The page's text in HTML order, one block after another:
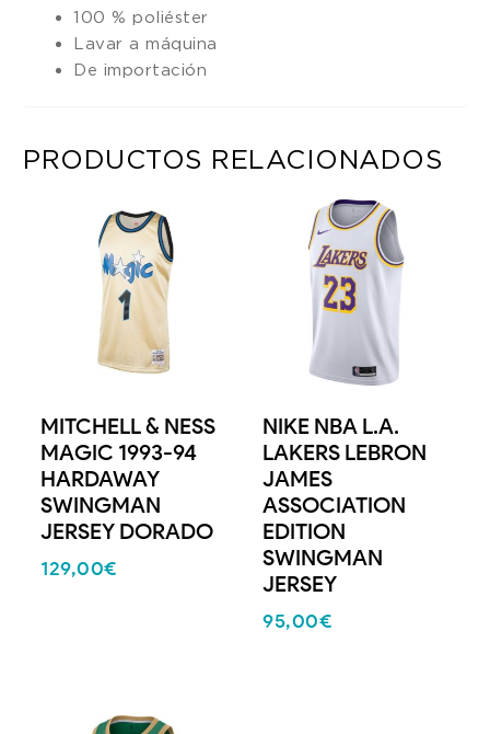
100 % poliéster
Lavar a máquina
De importación
PRODUCTOS RELACIONADOS
MITCHELL & NESS
MAGIC 1993-94
HARDAWAY
SWINGMAN
JERSEY DORADO
129,00€
NIKE NBA L.A.
LAKERS LEBRON
JAMES
ASSOCIATION
EDITION
SWINGMAN
JERSEY
95,00€